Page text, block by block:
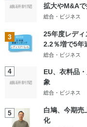
拡大やM&A
総合・ビジネス
3
25年度レデ
2.2％増で5年
総合・ビジネス
4
EU、衣料品
象
総合・ビジネス
5
白鳩、今期
化